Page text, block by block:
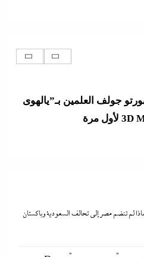
معركة “الكارنيه” تتصاعد
لم تنضم مصر إلى تحالف السعودية وباكستان